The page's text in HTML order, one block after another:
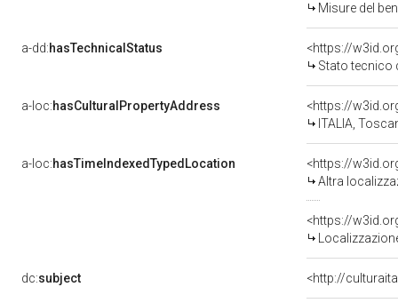
Misure del
a-dd:hasTechnicalStatus
<https://
Stato tecnico
a-loc:hasCulturalPropertyAddress
<https://
ITALIA,
a-loc:hasTimeIndexedTypedLocation
<https://
Altra
<https://
dc:subject <http://